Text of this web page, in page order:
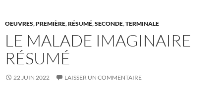
OEUVRES,PREMIÈRE,RÉSUMÉ,SECONDE,TERMINALE
LE MALADE IMAGINAIRE
RÉSUMÉ
22 JUIN 2022 LAISSER UN COMMENTAIRE